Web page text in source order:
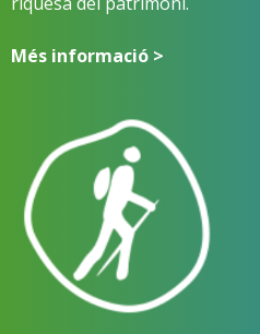
Més informació >